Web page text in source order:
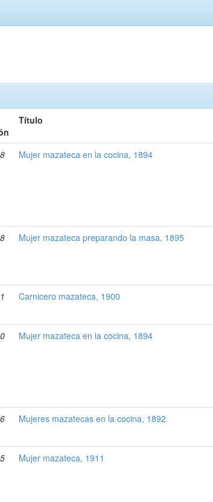
Título
Mujer mazateca en la cocina, 1894
Mujer mazateca preparando la masa, 1895
Carnicero mazateca, 1900
Mujer mazateca en la cocina, 1894
Mujeres mazatecas en la cocina, 1892
Mujer mazateca, 1911